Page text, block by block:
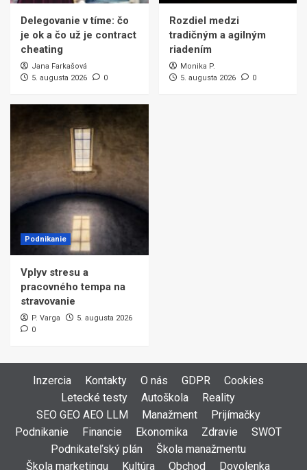
Delegovanie v tíme: čo
je ok a čo už je contract
cheating
Jana Farkašová
5. augusta 2026
0
Rozdiel medzi
tradičným a agilným
riadením
Monika P.
5. augusta 2026
0
Podnikanie
Vplyv stresu a
pracovného tempa na
stravovanie
P. Varga
5. augusta 2026
0
Inzercia Kontakty O nás GDPR
Cookies
Letecké testy
Autoškola
Reality
SEO GEO AEO LLM
Manažment
Prijímačky
Podnikanie
Financie Ekonomika Zdravie
SWOT
Podnikateľský plán
Škola manažmentu
Škola marketingu
Kultúra Obchod Dovolenka